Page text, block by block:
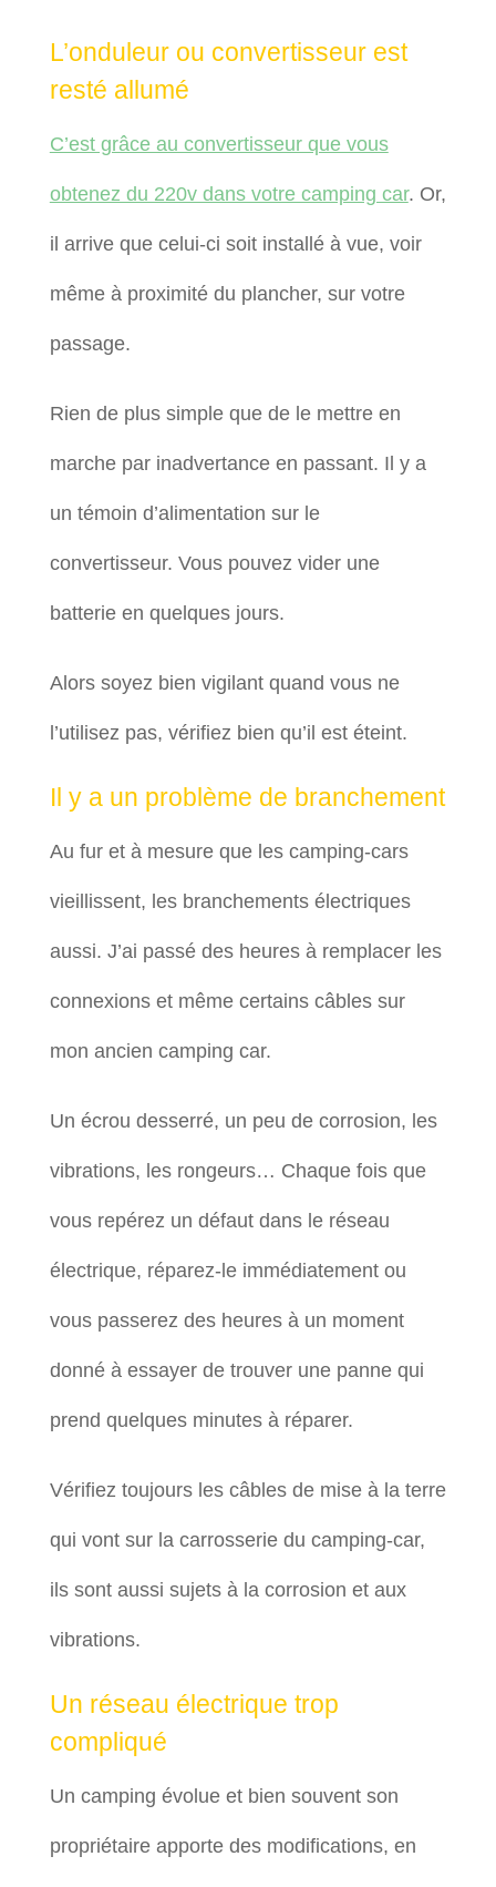
L’onduleur ou convertisseur est
resté allumé
C’est grâce au convertisseur que vous
obtenez du 220v dans votre camping car. Or,
il arrive que celui-ci soit installé à vue, voir
même à proximité du plancher, sur votre
passage.
Rien de plus simple que de le mettre en
marche par inadvertance en passant. Il y a
un témoin d’alimentation sur le
convertisseur. Vous pouvez vider une
batterie en quelques jours.
Alors soyez bien vigilant quand vous ne
l’utilisez pas, vérifiez bien qu’il est éteint.
Il y a un problème de branchement
Au fur et à mesure que les camping-cars
vieillissent, les branchements électriques
aussi. J’ai passé des heures à remplacer les
connexions et même certains câbles sur
mon ancien camping car.
Un écrou desserré, un peu de corrosion, les
vibrations, les rongeurs… Chaque fois que
vous repérez un défaut dans le réseau
électrique, réparez-le immédiatement ou
vous passerez des heures à un moment
donné à essayer de trouver une panne qui
prend quelques minutes à réparer.
Vérifiez toujours les câbles de mise à la terre
qui vont sur la carrosserie du camping-car,
ils sont aussi sujets à la corrosion et aux
vibrations.
Un réseau électrique trop
compliqué
Un camping évolue et bien souvent son
propriétaire apporte des modifications, en